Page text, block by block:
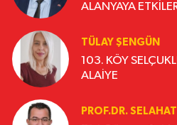
ALANYAYA
TÜLAY ŞENGÜN
103. KÖY
ALAİYE
PROF.DR.